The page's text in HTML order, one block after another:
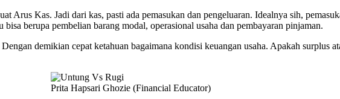
Arus Kas. Jadi dari kas, pasti ada pemasukan dan pengeluaran. Idealnya sih,
berupa pembelian barang modal, operasional usaha dan pembayaran pinjaman.
demikian cepat ketahuan bagaimana kondisi keuangan usaha. Apakah surplus
Prita Hapsari Ghozie (Financial Educator)